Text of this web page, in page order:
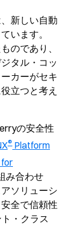
新しい自動
います。
のであり、
タル・コッ
カーがセキ
立つと考え
の安全性
® Platform
for
み合わせ
ソリューシ
全で信頼性
・クラス